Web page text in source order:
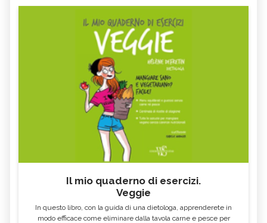
Il mio quaderno di esercizi.
Veggie
In questo libro, con la guida di una dietologa, apprenderete in
modo efficace come eliminare dalla tavola carne e pesce per